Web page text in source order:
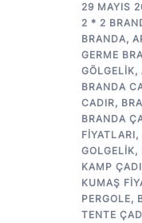
29 MAYIS
2 * 2
BRANDA,
GERME
GÖLGELIK,
BRANDA
CADIR,
BRANDA
FIYATLARI,
GOLGELIK,
KAMP
KUMAŞ
PERGOLE,
TENTE